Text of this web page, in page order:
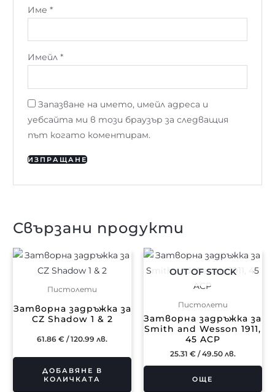
Име *
Имейл *
Запазване на името, имейл адреса и
уебсайта ми в този браузър за следващия
път когато коментирам.
Свързани продукти
Пистолети
Затворна задръжка за
CZ Shadow 1 & 2
61.86€ / 120.99 лв.
ДОБАВЯНЕ В
КОЛИЧКАТА
OUT OF STOCK
Пистолети
Затворна задръжка за
Smith and Wesson 1911,
45 ACP
25.31 €/ 49.50 лв.
ОЩЕ